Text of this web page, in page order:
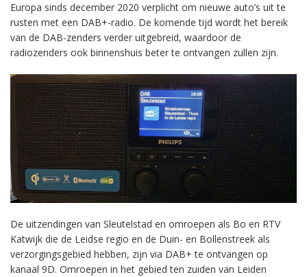
Europa sinds december 2020 verplicht om nieuwe auto’s uit te
rusten met een DAB+-radio. De komende tijd wordt het bereik
van de DAB-zenders verder uitgebreid, waardoor de
radiozenders ook binnenshuis beter te ontvangen zullen zijn.
De uitzendingen van Sleutelstad en omroepen als Bo en RTV
Katwijk die de Leidse regio en de Duin- en Bollenstreek als
verzorgingsgebied hebben, zijn via DAB+ te ontvangen op
kanaal 9D. Omroepen in het gebied ten zuiden van Leiden